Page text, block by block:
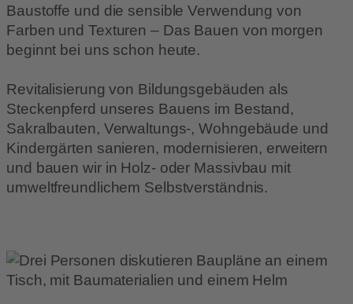
Baustoffe und die sensible Verwendung von
Farben und Texturen – Das Bauen von morgen
beginnt bei uns schon heute.
Revitalisierung von Bildungsgebäuden als
Steckenpferd unseres Bauens im Bestand,
Sakralbauten, Verwaltungs-, Wohngebäude und
Kindergärten sanieren, modernisieren, erweitern
und bauen wir in Holz- oder Massivbau mit
umweltfreundlichem Selbstverständnis.